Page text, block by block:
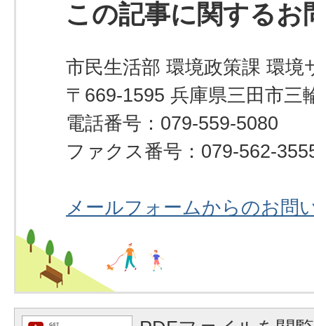
この記事に関するお
市民生活部 環境政策課 環境
〒669-1595 兵庫県三田市三
電話番号：079-559-5080
ファクス番号：079-562-
メールフォームからのお問